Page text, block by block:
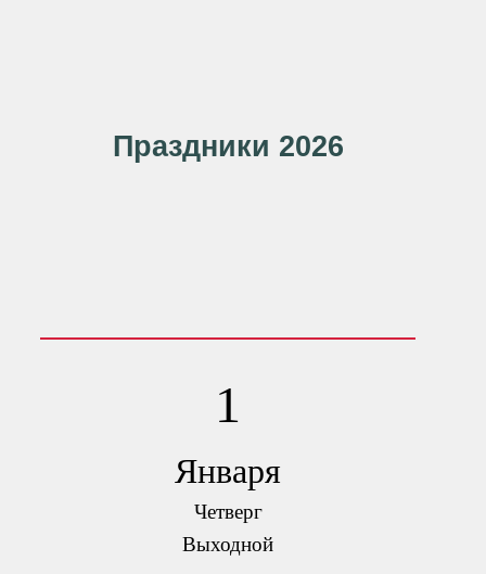
Праздники 2026
1
Января
Четверг
Выходной